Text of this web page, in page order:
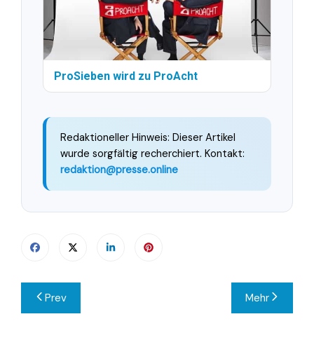
ProSieben wird zu ProAcht
Redaktioneller Hinweis: Dieser Artikel
wurde sorgfältig recherchiert. Kontakt:
redaktion@presse.online
Beitragsnavigation
Prev Mehr